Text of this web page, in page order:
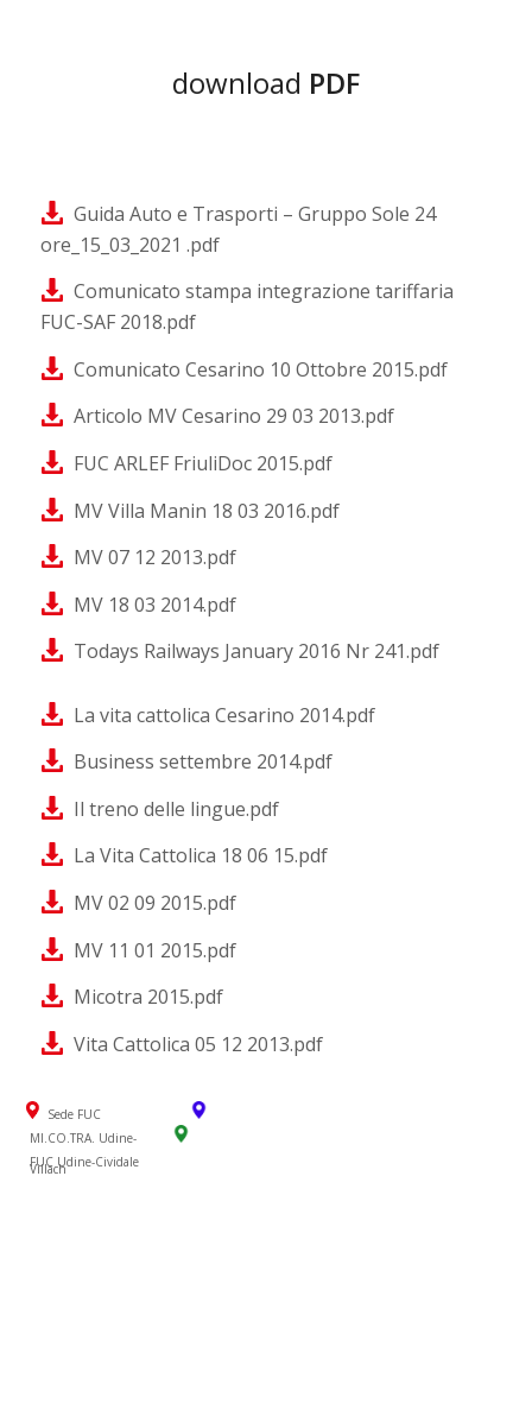
download PDF
Guida Auto e Trasporti – Gruppo Sole 24
ore_15_03_2021 .pdf
Comunicato stampa integrazione tariffaria
FUC-SAF 2018.pdf
Comunicato Cesarino 10 Ottobre 2015.pdf
Articolo MV Cesarino 29 03 2013.pdf
FUC ARLEF FriuliDoc 2015.pdf
MV Villa Manin 18 03 2016.pdf
MV 07 12 2013.pdf
MV 18 03 2014.pdf
Todays Railways January 2016 Nr 241.pdf
La vita cattolica Cesarino 2014.pdf
Business settembre 2014.pdf
Il treno delle lingue.pdf
La Vita Cattolica 18 06 15.pdf
MV 02 09 2015.pdf
MV 11 01 2015.pdf
Micotra 2015.pdf
Vita Cattolica 05 12 2013.pdf
Sede FUC
MI.CO.TRA. Udine-
Villach
FUC Udine-Cividale